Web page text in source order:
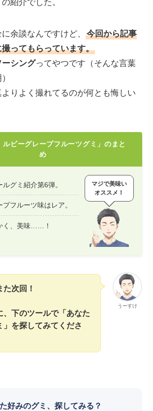
紹介でした。
余談なんですけど、今回から記事
ってもらっています。
シングってやつです（そんな言葉
りよく撮れてるのが何とも悔しい
ビーグレープフルーツグミ」のまと
め
グミ紹介第6弾。
プフルーツ味はレア。
く、美味……！
マジで美味い
オススメ！
うーすけ
次回！
下のツールで「あなた
」を探してみてくださ
好みのグミ、探してみる？